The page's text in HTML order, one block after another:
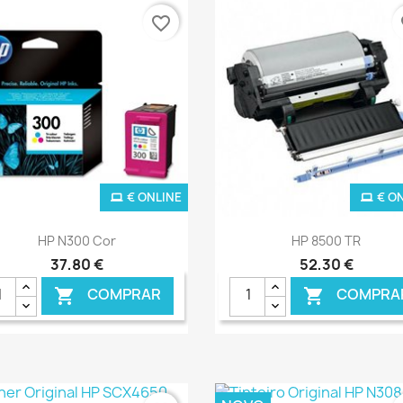
Ver+
HP N300 Cor
37,80 €
 COMPRAR
€ ONLINE
favorite_border
Ver+
HP 8500 TR
52,30 €

€